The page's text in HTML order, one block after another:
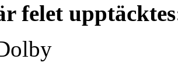
felet